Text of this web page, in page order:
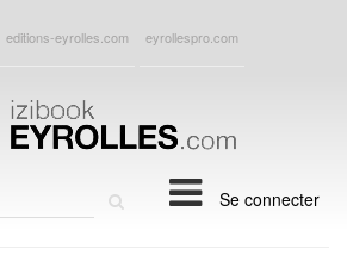
editions-eyrolles.com eyrollespro.com
Se connecter